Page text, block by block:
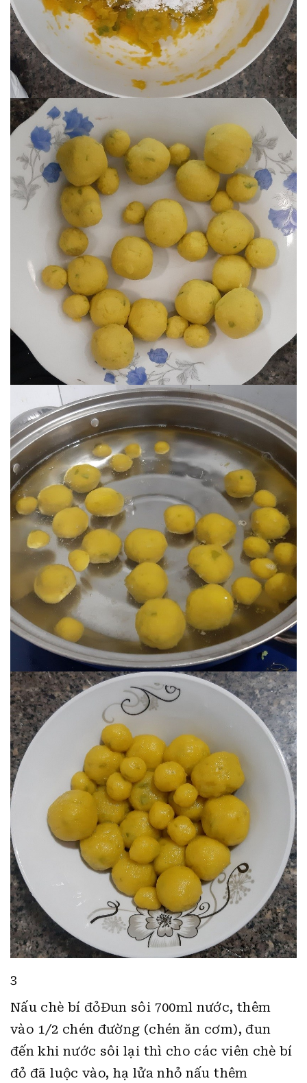
3
Nấu chè bí đỏĐun sôi 700ml nước, thêm
vào 1/2 chén đường (chén ăn cơm), đun
đến khi nước sôi lại thì cho các viên chè bí
đỏ đã luộc vào, hạ lửa nhỏ nấu thêm